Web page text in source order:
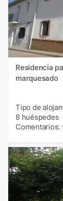
Residencia
marquesado
Tipo de
8 huéspedes
Comentarios: